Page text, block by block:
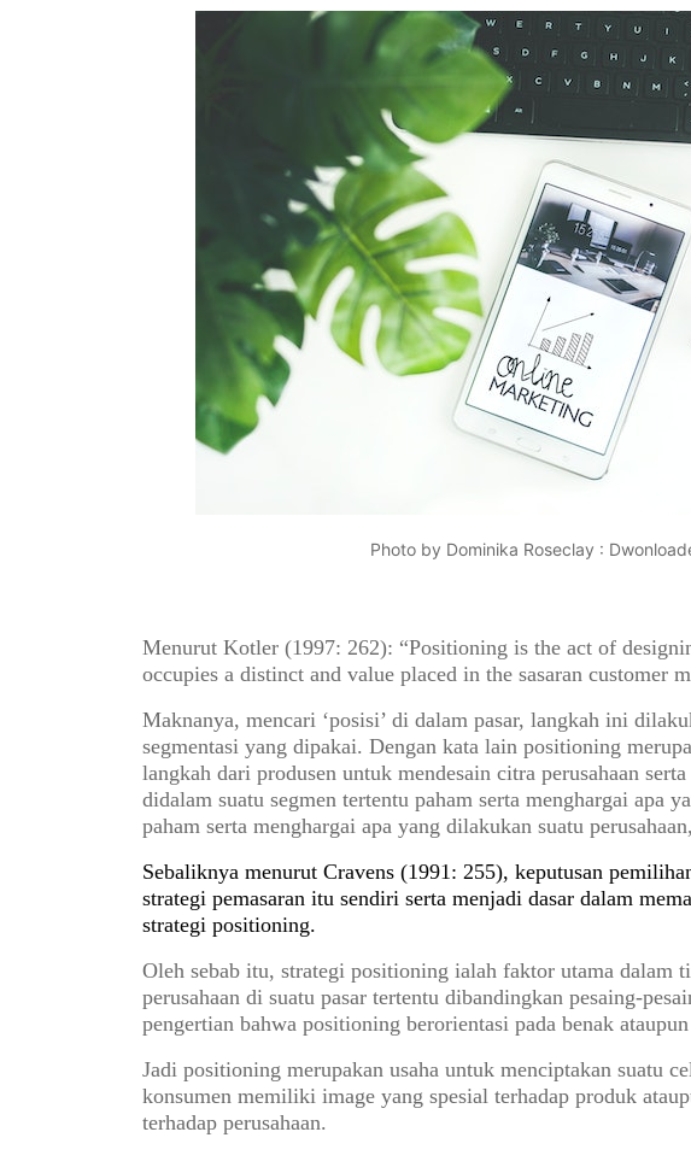
Photo by Dominika Roseclay :
Menurut Kotler (1997: 262): “Positioning is the act of
occupies a distinct and value placed in the sasaran customer
Maknanya, mencari ‘posisi’ di dalam pasar, langkah ini
segmentasi yang dipakai. Dengan kata lain positioning
langkah dari produsen untuk mendesain citra perusahaan
didalam suatu segmen tertentu paham serta menghargai apa
paham serta menghargai apa yang dilakukan suatu
Sebaliknya menurut Cravens (1991: 255), keputusan
strategi pemasaran itu sendiri serta menjadi dasar dalam
strategi positioning.
Oleh sebab itu, strategi positioning ialah faktor utama dalam
perusahaan di suatu pasar tertentu dibandingkan pesaing-
pengertian bahwa positioning berorientasi pada benak
Jadi positioning merupakan usaha untuk menciptakan suatu
konsumen memiliki image yang spesial terhadap produk
terhadap perusahaan.